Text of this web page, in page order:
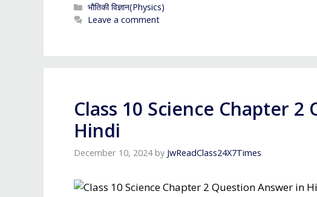
Categories
भौतिकी विज्ञान(Physics)
Leave a comment
Class 10 Science Chapter
Hindi
December 10, 2024 by JwReadClass24X7Times